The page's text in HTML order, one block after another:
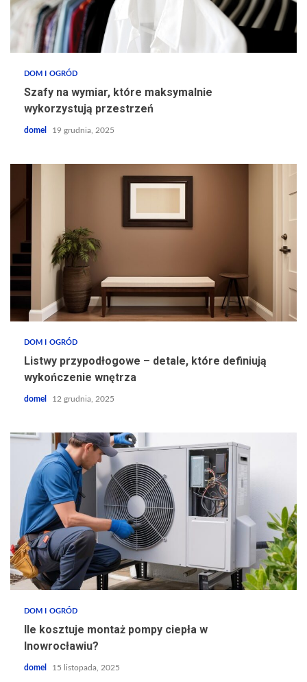
DOM I OGRÓD
Szafy na wymiar, które maksymalnie
wykorzystują przestrzeń
domel 19 grudnia, 2025
DOM I OGRÓD
Listwy przypodłogowe – detale, które definiują
wykończenie wnętrza
domel 12 grudnia, 2025
DOM I OGRÓD
Ile kosztuje montaż pompy ciepła w
Inowrocławiu?
domel 15 listopada, 2025